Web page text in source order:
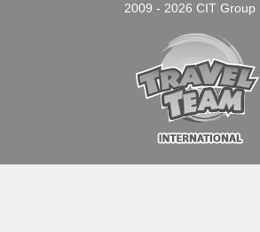
2009 - 2026 CIT Group